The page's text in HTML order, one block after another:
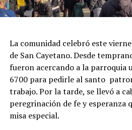
La comunidad celebró este
de San Cayetano. Desde
fueron acercando a la parroquia
6700 para pedirle al santo
trabajo. Por la tarde, se llevó a
peregrinación de fe y esperanza
misa especial.